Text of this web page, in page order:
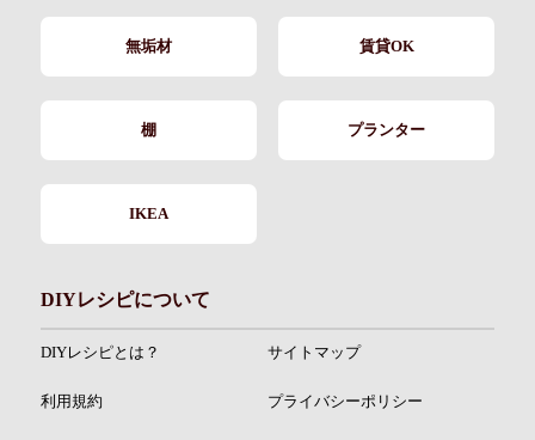
無垢材 賃貸OK
棚 プランター
IKEA
DIYレシピについて
DIYレシピとは？ サイトマップ
利用規約 プライバシーポリシー